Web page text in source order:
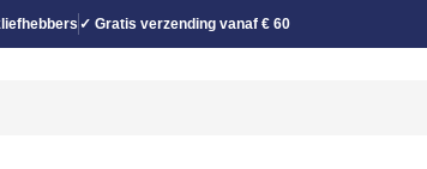
✓ Gratis verzending vanaf € 60